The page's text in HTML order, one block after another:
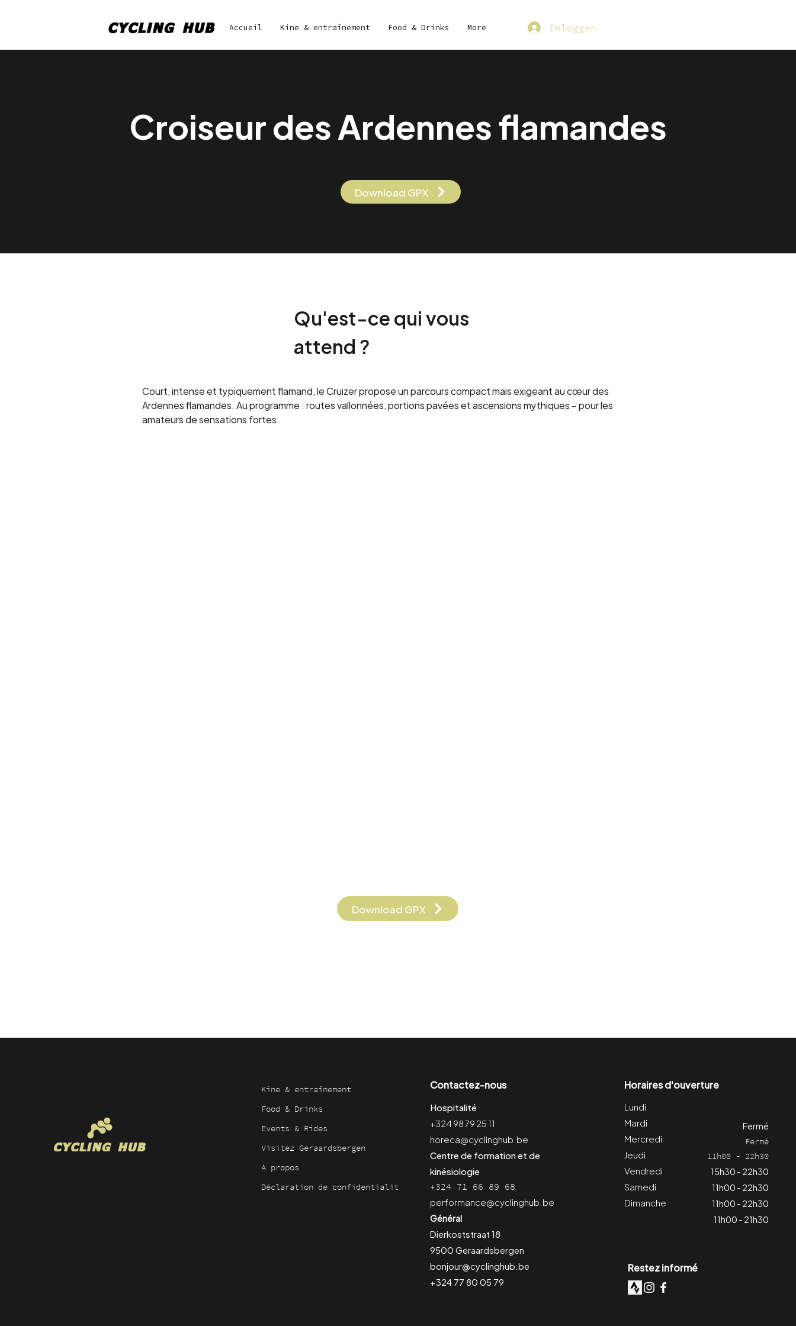
Accueil Kine & entraînement Food & Drinks More Inloggen
Croiseur des Ardennes flamandes
Download GPX
Qu'est-ce qui vous
attend ?
Court, intense et typiquement flamand, le Cruizer propose un parcours compact mais exigeant au cœur des
Ardennes flamandes. Au programme : routes vallonnées, portions pavées et ascensions mythiques – pour les
amateurs de sensations fortes.
Download GPX
Kine & entraînement
Food & Drinks
Events & Rides
Visitez Geraardsbergen
À propos
Déclaration de confidentialité
Contactez-nous
Hospitalité
+324 98 79 25 11
horeca@cyclinghub.be
Centre de formation et de
kinésiologie
+324 71 66 89 68
performance@cyclinghub.be
Général
Dierkoststraat 18
9500 Geraardsbergen
bonjour@cyclinghub.be
+324 77 80 05 79
Horaires d'ouverture
Fermé
Fermé
11h00 - 22h30
15h30 - 22h30
11h00 - 22h30
11h00 - 22h30
11h00 - 21h30
Lundi
Mardi
Mercredi
Jeudi
Vendredi
Samedi
Dimanche
Restez informé